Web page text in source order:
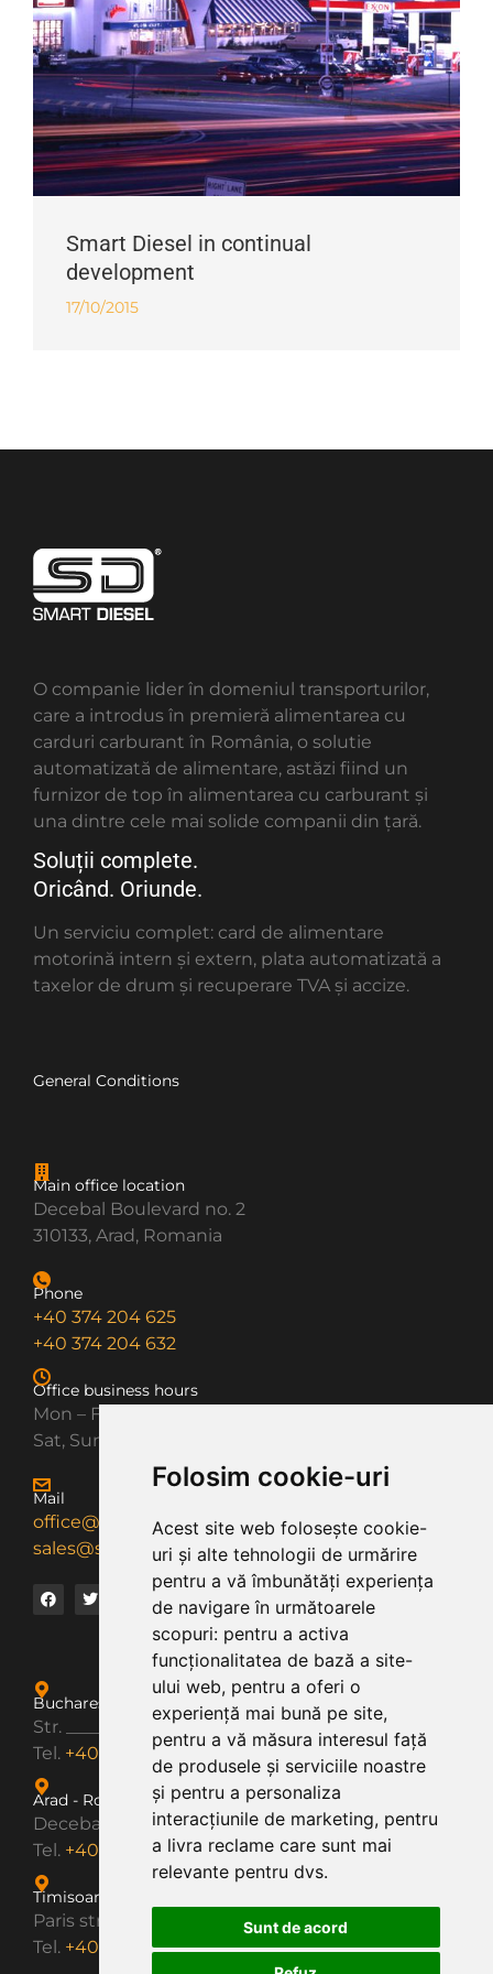
Folosim cookie-uri
Acest site web folosește cookie-
uri și alte tehnologii de urmărire
pentru a vă îmbunătăți experiența
de navigare în următoarele
scopuri: pentru a activa
funcționalitatea de bază a site-
ului web, pentru a oferi o
experiență mai bună pe site,
pentru a vă măsura interesul față
de produsele și serviciile noastre
și pentru a personaliza
interacțiunile de marketing, pentru
a livra reclame care sunt mai
relevante pentru dvs.
Sunt de acord
Smart Diesel in continual
development
17/10/2015
O companie lider în domeniul transporturilor,
care a introdus în premieră alimentarea cu
carduri carburant în România, o solutie
automatizată de alimentare, astăzi fiind un
furnizor de top în alimentarea cu carburant și
una dintre cele mai solide companii din țară.
Soluții complete.
Oricând. Oriunde.
Un serviciu complet: card de alimentare
motorină intern și extern, plata automatizată a
taxelor de drum și recuperare TVA și accize.
General Conditions
Main office location
Decebal Boulevard no. 2
310133, Arad, Romania
Phone
+40 374 204 625
+40 374 204 632
Office business hours
Mon – Fri: 8AM – 5PM
Sat, Sun: Closed
Mail
office@smartdiesel.ro
sales@smartdiesel.ro
Bucharest - Romania
Str. ___________
Tel. +40 374 204 625
Arad - Romania
Decebal Boulevard no. 2
Tel. +40 374 204 625
Timisoara - Romania
Paris street no. 2A
Tel. +40 374 204 625